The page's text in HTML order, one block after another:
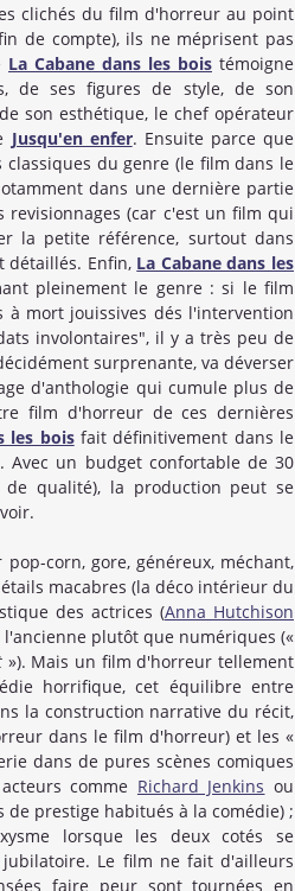
clichés du film d'horreur au point
de compte), ils ne méprisent pas
La Cabane dans les bois témoigne
de ses figures de style, de son
son esthétique, le chef opérateur
Jusqu'en enfer. Ensuite parce que
du genre (le film dans le
dans une dernière partie
revisionnages (car c'est un film qui
la petite référence, surtout dans
détaillés. Enfin, La Cabane dans les
pleinement le genre : si le film
à mort jouissives dés l'intervention
involontaires", il y a très peu de
surprenante, va déverser
d'anthologie qui cumule plus de
film d'horreur de ces dernières
les boisfait définitivement dans le
un budget confortable de 30
qualité), la production peut se
corn, gore, généreux, méchant,
macabres (la déco intérieur du
des actrices (Anna Hutchison
plutôt que numériques («
»). Mais un film d'horreur tellement
horrifique, cet équilibre entre
la construction narrative du récit,
dans le film d'horreur) et les «
dans de pures scènes comiques
comme Richard Jenkins ou
de prestige habitués à la comédie) ;
lorsque les deux cotés se
Le film ne fait d'ailleurs
faire peur sont tournées en